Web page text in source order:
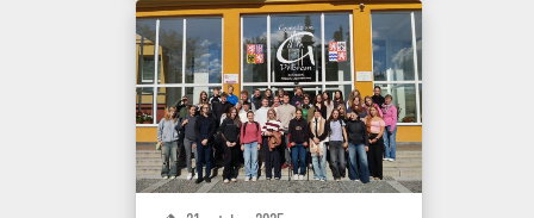
Jean XXIII
Edito – historique
Jean XXIII en images
Projet éducatif
LycéeJean XXIII
Le lycée Jean XXIII
Nos formations
Enseignement
Campus